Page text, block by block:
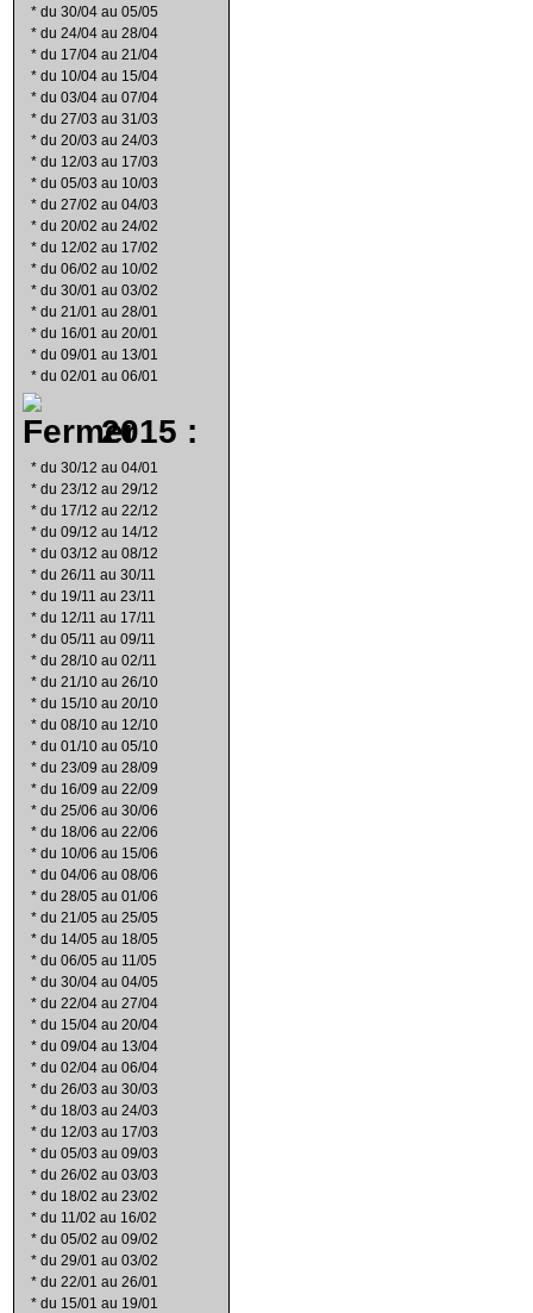
* du 30/04 au 05/05
* du 24/04 au 28/04
* du 17/04 au 21/04
* du 10/04 au 15/04
* du 03/04 au 07/04
* du 27/03 au 31/03
* du 20/03 au 24/03
* du 12/03 au 17/03
* du 05/03 au 10/03
* du 27/02 au 04/03
* du 20/02 au 24/02
* du 12/02 au 17/02
* du 06/02 au 10/02
* du 30/01 au 03/02
* du 21/01 au 28/01
* du 16/01 au 20/01
* du 09/01 au 13/01
* du 02/01 au 06/01
2015 :
* du 30/12 au 04/01
* du 23/12 au 29/12
* du 17/12 au 22/12
* du 09/12 au 14/12
* du 03/12 au 08/12
* du 26/11 au 30/11
* du 19/11 au 23/11
* du 12/11 au 17/11
* du 05/11 au 09/11
* du 28/10 au 02/11
* du 21/10 au 26/10
* du 15/10 au 20/10
* du 08/10 au 12/10
* du 01/10 au 05/10
* du 23/09 au 28/09
* du 16/09 au 22/09
* du 25/06 au 30/06
* du 18/06 au 22/06
* du 10/06 au 15/06
* du 04/06 au 08/06
* du 28/05 au 01/06
* du 21/05 au 25/05
* du 14/05 au 18/05
* du 06/05 au 11/05
* du 30/04 au 04/05
* du 22/04 au 27/04
* du 15/04 au 20/04
* du 09/04 au 13/04
* du 02/04 au 06/04
* du 26/03 au 30/03
* du 18/03 au 24/03
* du 12/03 au 17/03
* du 05/03 au 09/03
* du 26/02 au 03/03
* du 18/02 au 23/02
* du 11/02 au 16/02
* du 05/02 au 09/02
* du 29/01 au 03/02
* du 22/01 au 26/01
* du 15/01 au 19/01